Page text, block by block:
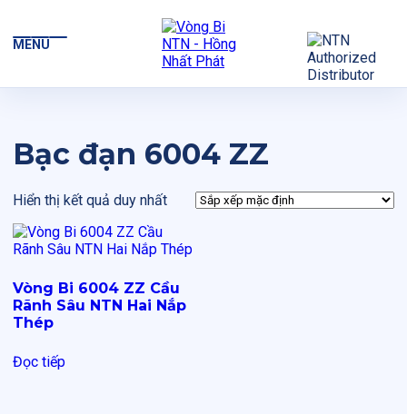
MENU
Bạc đạn 6004 ZZ
Hiển thị kết quả duy nhất
Vòng Bi 6004 ZZ Cầu
Rãnh Sâu NTN Hai Nắp
Thép
Đọc tiếp